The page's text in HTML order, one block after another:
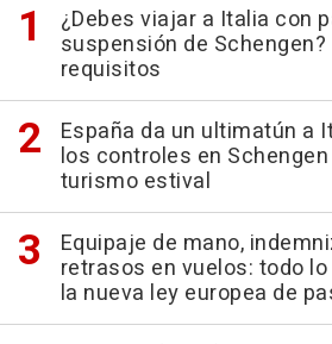
¿Debes viajar a Italia con
suspensión de
requisitos
España da un ultimatún a
los controles en
turismo estival
Equipaje de mano,
retrasos en vuelos: todo
la nueva ley europea de